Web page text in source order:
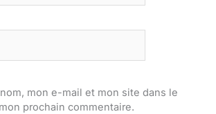
mon e-mail et mon site dans le
prochain commentaire.